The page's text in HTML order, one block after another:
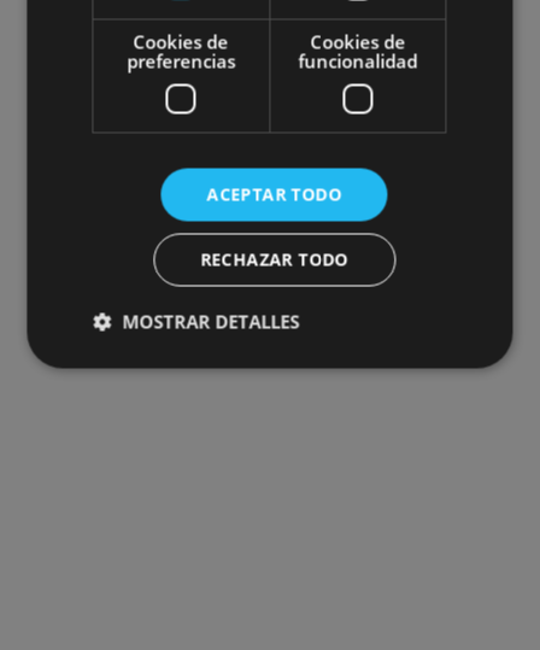
Cookies de
preferencias
Cookies de
funcionalidad
ACEPTAR TODO
RECHAZAR TODO
MOSTRAR DETALLES